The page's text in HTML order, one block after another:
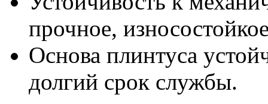
прочное,
Основа плинтуса
долгий срок службы.